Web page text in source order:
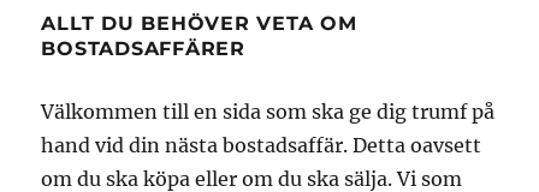
ALLT DU BEHÖVER VETA OM
BOSTADSAFFÄRER
Välkommen till en sida som ska ge dig trumf på
hand vid din nästa bostadsaffär. Detta oavsett
om du ska köpa eller om du ska sälja. Vi som